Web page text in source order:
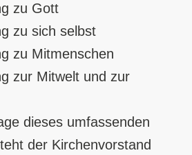
zu Gott
zu sich selbst
zu Mitmenschen
zur Mitwelt und zur
dieses umfassenden
der Kirchenvorstand